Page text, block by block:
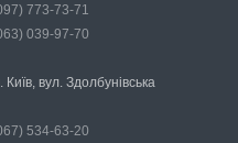
773-73-71
039-97-70
Київ, вул. Здолбунівська
534-63-20